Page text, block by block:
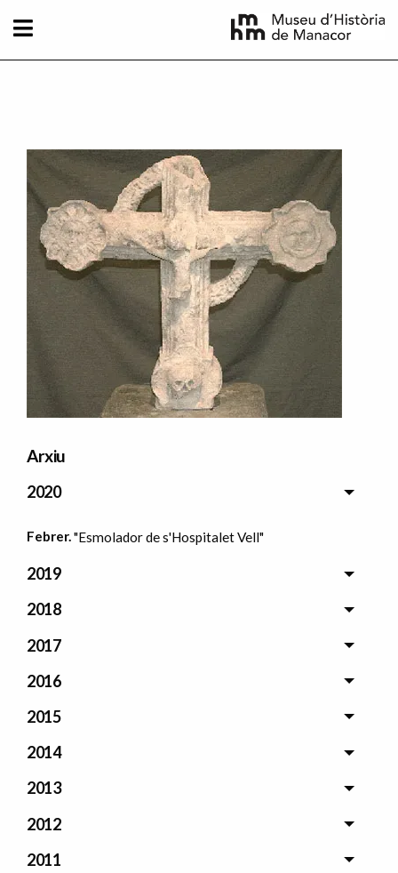
Imatge principal
Arxiu
2020
Febrer."Esmolador de s'Hospitalet Vell"
2019
2018
2017
2016
2015
2014
2013
2012
2011